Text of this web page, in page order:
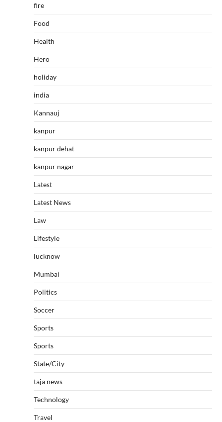
fire
Food
Health
Hero
holiday
india
Kannauj
kanpur
kanpur dehat
kanpur nagar
Latest
Latest News
Law
Lifestyle
lucknow
Mumbai
Politics
Soccer
Sports
Sports
State/City
taja news
Technology
Travel